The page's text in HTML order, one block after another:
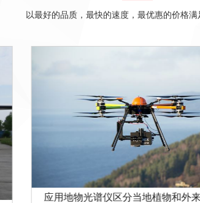
以最好的品质，最快的速度，最优惠的价格满
应用地物光谱仪区分当地植物和外